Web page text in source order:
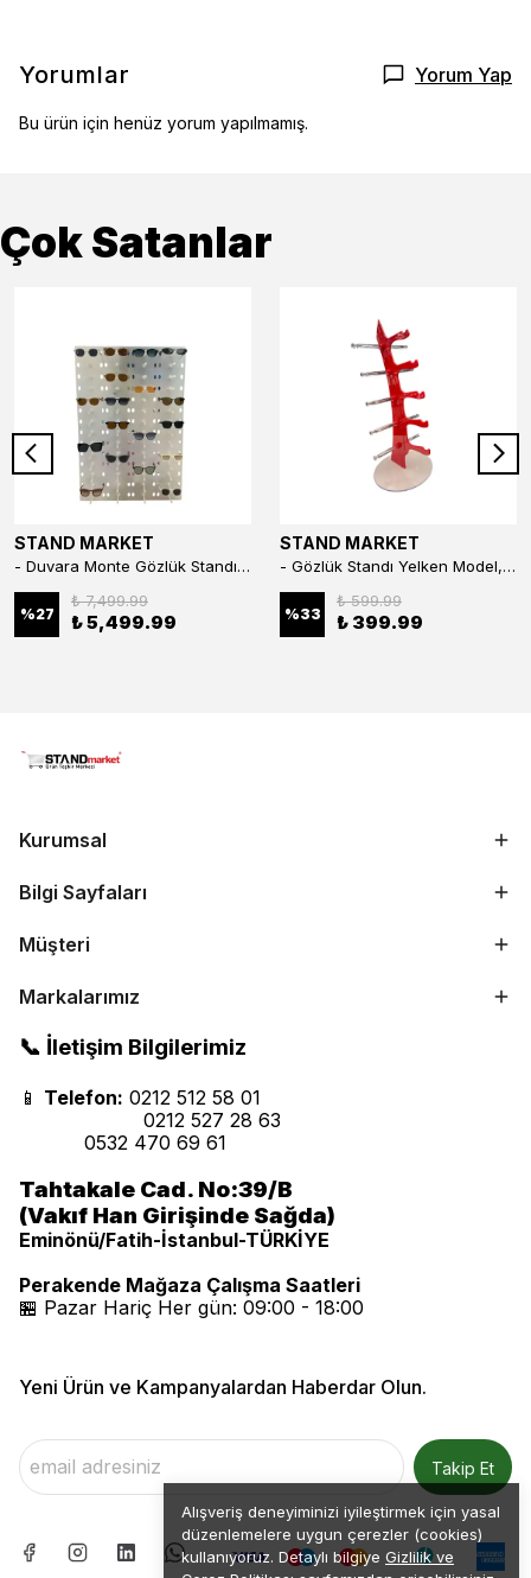
Alışveriş deneyiminizi iyileştirmek için yasal
düzenlemelere uygun çerezler (cookies)
kullanıyoruz. Detaylı bilgiye Gizlilik ve
Yorumlar Yorum Yap
Bu ürün için henüz yorum yapılmamış.
Çok Satanlar
STAND MARKET
- Duvara Monte Gözlük Standı 56'li Pleksi Glass | 99x67 cm Gözlük Teşhir Standı
%27
₺ 7,499.99
₺ 5,499.99
STAND MARKET
- Gözlük Standı Yelken Model, 5 Gözlük Kapasiteli Standı Kırmızı
%33
₺ 599.99
₺ 399.99
Kurumsal
Bilgi Sayfaları
Müşteri
Markalarımız
📞 İletişim Bilgilerimiz
📱 Telefon: 0212 512 58 01
0212 527 28 63
0532 470 69 61
Tahtakale Cad. No:39/B
(Vakıf Han Girişinde Sağda)
Eminönü/Fatih-İstanbul-TÜRKİYE
Perakende Mağaza Çalışma Saatleri
🏪 Pazar Hariç Her gün: 09:00 - 18:00
Yeni Ürün ve Kampanyalardan Haberdar Olun.
Takip Et